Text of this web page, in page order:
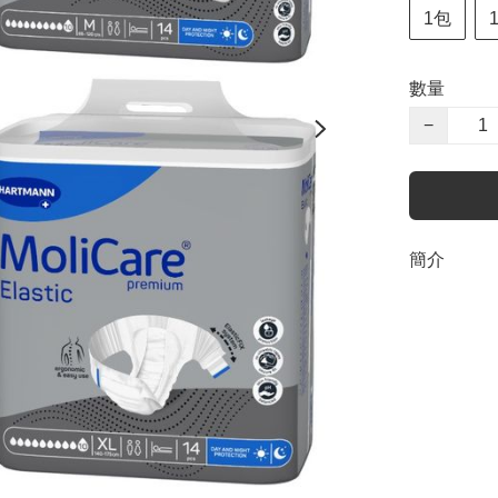
1包
數量
−
簡介